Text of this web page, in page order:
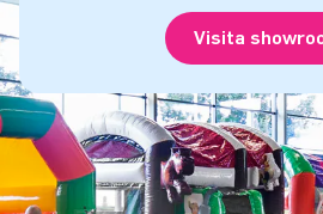
Visita